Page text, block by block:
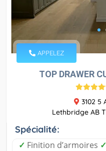
APPELEZ
TOP DRAWER
3102 5
Lethbridge AB
Spécialité:
✓ Finition d’armoires ✓